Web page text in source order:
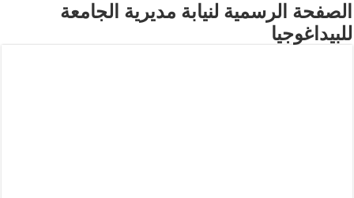
الصفحة الرسمية لنيابة مديرية الجامعة
للبيداغوجيا